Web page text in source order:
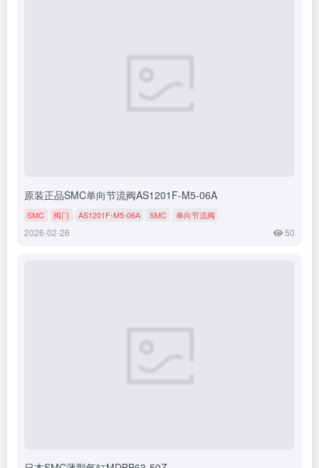
原装正品SMC单向节流阀AS1201F-M5-06A
SMC 阀门 AS1201F-M5-06A SMC 单向节流阀
2026-02-26 50